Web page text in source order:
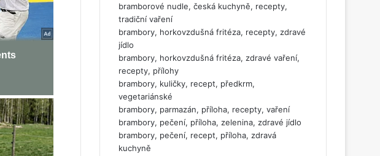
bramborové nudle, česká kuchyně, recepty,
tradiční vaření
brambory, horkovzdušná fritéza, recepty, zdravé
jídlo
brambory, horkovzdušná fritéza, zdravé vaření,
recepty, přílohy
brambory, kuličky, recept, předkrm,
vegetariánské
brambory, parmazán, příloha, recepty, vaření
brambory, pečení, příloha, zelenina, zdravé jídlo
brambory, pečení, recept, příloha, zdravá
kuchyně